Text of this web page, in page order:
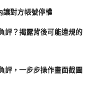
讓對方帳號停權
評？揭露背後可能違規的
評，一步步操作畫面截圖